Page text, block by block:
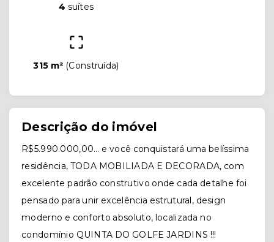
4 suítes
315 m² (Construída)
Descrição do imóvel
R$5.990.000,00… e você conquistará uma belíssima
residência, TODA MOBILIADA E DECORADA, com
excelente padrão construtivo onde cada detalhe foi
pensado para unir excelência estrutural, design
moderno e conforto absoluto, localizada no
condomínio QUINTA DO GOLFE JARDINS !!!